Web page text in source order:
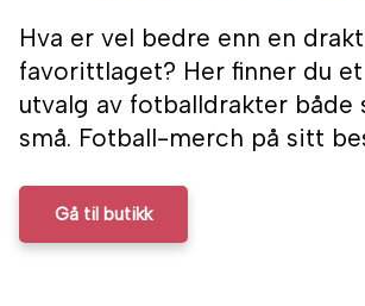
Hva er vel bedre enn en
favorittlaget? Her finner du
utvalg av fotballdrakter både
små. Fotball-merch på sitt
Gå til butikk